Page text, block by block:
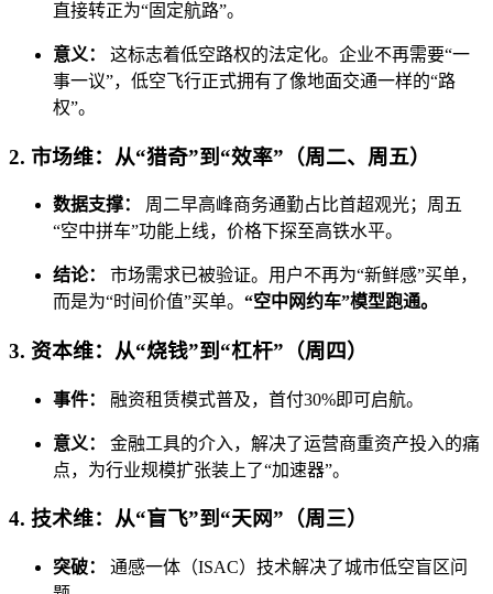
直接转正为“固定航路”。
意义：
这标志着低空路权的法定化。企业不再需要“一
事一议”，低空飞行正式拥有了像地面交通一样的“路
权”。
2. 市场维：从“猎奇”到“效率”（周二、周五）
数据支撑：
周二早高峰商务通勤占比首超观光；周五
“空中拼车”功能上线，价格下探至高铁水平。
结论：
市场需求已被验证。用户不再为“新鲜感”买单，
而是为“时间价值”买单。 “空中网约车”模型跑通。
3. 资本维：从“烧钱”到“杠杆”（周四）
事件： 融资租赁模式普及，首付30%即可启航。
意义：
金融工具的介入，解决了运营商重资产投入的痛
点，为行业规模扩张装上了“加速器”。
4. 技术维：从“盲飞”到“天网”（周三）
突破：
通感一体（ISAC）技术解决了城市低空盲区问